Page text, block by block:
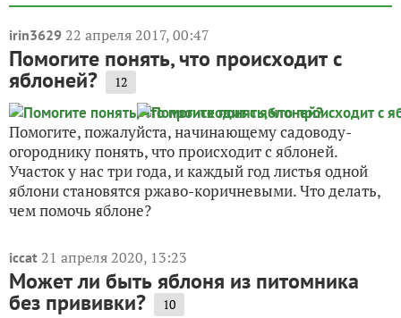
irin3629 22 апреля 2017, 00:47
Помогите понять, что происходит с
яблоней? 12
Помогите, пожалуйста, начинающему садоводу-
огороднику понять, что происходит с яблоней.
Участок у нас три года, и каждый год листья одной
яблони становятся ржаво-коричневыми. Что делать,
чем помочь яблоне?
iccat 21 апреля 2020, 13:23
Может ли быть яблоня из питомника
без прививки? 10